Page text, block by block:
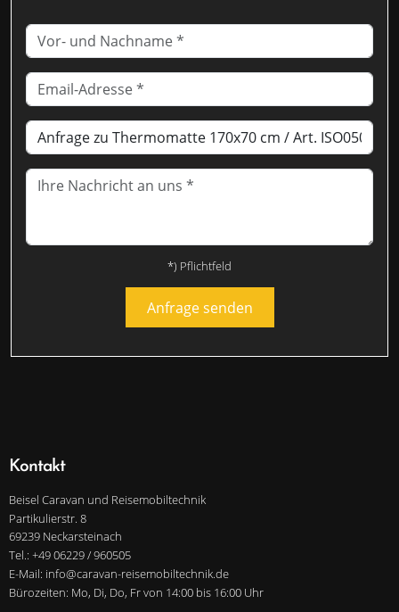
*) Pflichtfeld
Anfrage senden
Kontakt
Beisel Caravan und Reisemobiltechnik
Partikulierstr. 8
69239 Neckarsteinach
Tel.: +49 06229 / 960505
E-Mail: info@caravan-reisemobiltechnik.de
Bürozeiten: Mo, Di, Do, Fr von 14:00 bis 16:00 Uhr